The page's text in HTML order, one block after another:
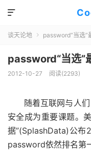

谈天论地  password“当选”
password“当选”
2012-10-27 阅读(2293)
随着互联网与人
安全成为重要课题。
据”(SplashData)公布
password依然排名第